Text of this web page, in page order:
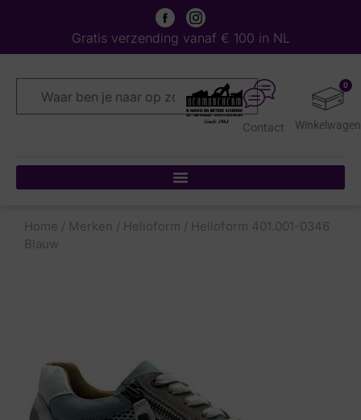
Gratis verzending vanaf € 100 in NL
0
Contact
Home / Merken / Helioform / Helioform 401.001-0346
Blauw